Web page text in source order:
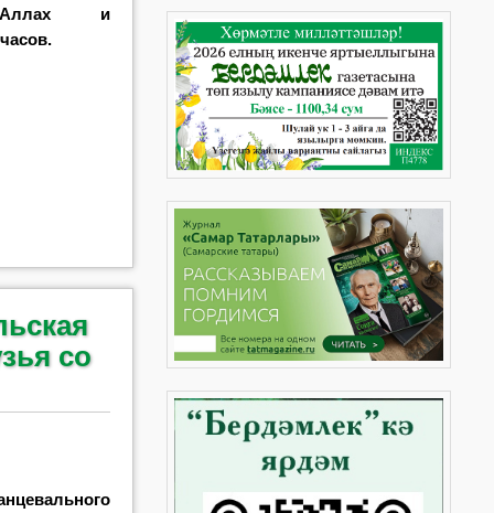
Аллах и
со